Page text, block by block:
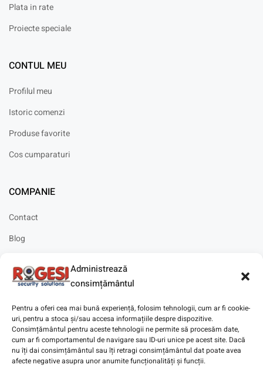
Administrează
consimțământul
Pentru a oferi cea mai bună experiență, folosim tehnologii, cum ar fi cookie-
uri, pentru a stoca și/sau accesa informațiile despre dispozitive.
Consimțământul pentru aceste tehnologii ne permite să procesăm date,
cum ar fi comportamentul de navigare sau ID-uri unice pe acest site. Dacă
nu îți dai consimțământul sau îți retragi consimțământul dat poate avea
afecte negative asupra unor anumite funcționalități și funcții.
Plata in rate
Proiecte speciale
CONTUL MEU
Profilul meu
Istoric comenzi
Produse favorite
Cos cumparaturi
COMPANIE
Contact
Blog
Solicitare instalare
Copyright © 2025Digitaz.